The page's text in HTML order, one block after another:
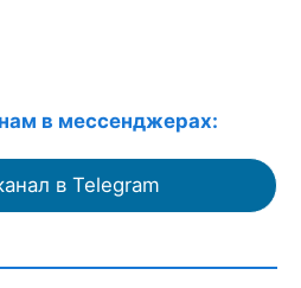
в мессенджерах:
в Telegram